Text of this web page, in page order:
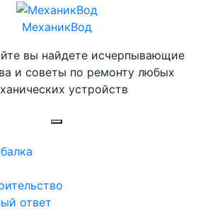
МеханикВод
вы найдете исчерпывающие
и советы по ремонту любых
устройств
ответ